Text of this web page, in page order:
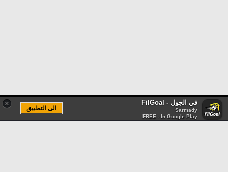
× في الجول - FilGoal
Sarmady
FREE - In Google Play
الى التطبيق